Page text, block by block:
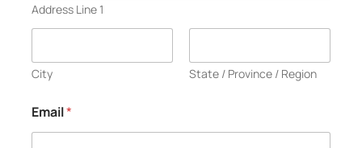
Address Line 1
City State / Province / Region
Email*